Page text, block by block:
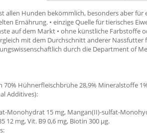
allen Hunden bekömmlich, besonders aber
Ernährung. • einzige Quelle für tierisches
auf dem Markt • ohne künstliche Farbstoffe
mit dem Durchschnitt anderer
durch die Department of
70% Hühnerfleischbrühe 28,9% Mineralstoffe
Additives):
Monohydrat 15 mg, Mangan(II)-sulfat-
12 mg, Vit. B9 0,6 mg, Biotin 300 μg.